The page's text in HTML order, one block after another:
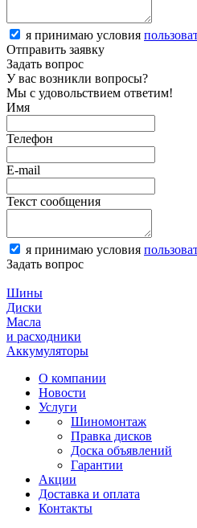
я принимаю условия
Отправить заявку
Задать вопрос
У вас возникли вопросы?
Мы с удовольствием ответим!
Имя
Телефон
E-mail
Текст сообщения
я принимаю условия
Задать вопрос
Шины
Диски
Масла
и расходники
Аккумуляторы
О компании
Новости
Услуги
Шиномонтаж
Правка дисков
Доска объявлений
Гарантии
Акции
Доставка и оплата
Контакты